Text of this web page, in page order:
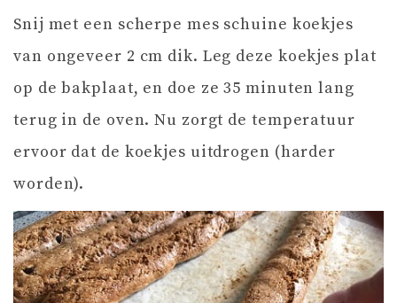
Snij met een scherpe mes schuine koekjes
van ongeveer 2 cm dik. Leg deze koekjes plat
op de bakplaat, en doe ze 35 minuten lang
terug in de oven. Nu zorgt de temperatuur
ervoor dat de koekjes uitdrogen (harder
worden).